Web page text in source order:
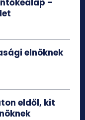
–
elnöknek
eldől, kit